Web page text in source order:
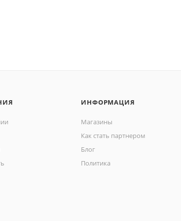
ИНФОРМАЦИЯ
Магазины
Как стать партнером
Блог
Политика